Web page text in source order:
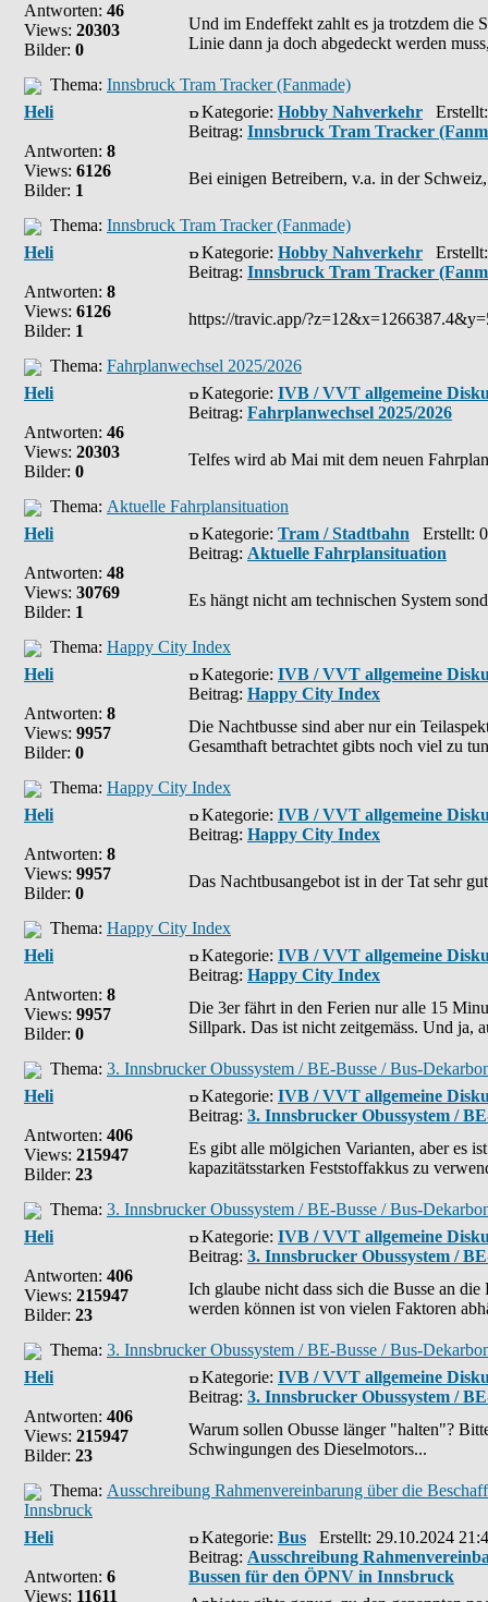
Antworten: 46
Views: 20303
Bilder: 0
Und im Endeffekt zahlt es ja trotzdem die
Linie dann ja doch abgedeckt werden
Thema: Innsbruck Tram Tracker (Fanmade)
Heli
Antworten: 8
Views: 6126
Bilder: 1
Kategorie: Hobby Nahverkehr
Beitrag: Innsbruck Tram Tracker
Bei einigen Betreibern, v.a. in der
Thema: Innsbruck Tram Tracker (Fanmade)
Heli
Antworten: 8
Views: 6126
Bilder: 1
Kategorie: Hobby Nahverkehr
Beitrag: Innsbruck Tram Tracker
https://travic.app/
Thema: Fahrplanwechsel 2025/2026
Heli
Antworten: 46
Views: 20303
Bilder: 0
Kategorie: IVB / VVT allgemeine
Beitrag: Fahrplanwechsel 2025/2026
Telfes wird ab Mai mit dem neuen
Thema: Aktuelle Fahrplansituation
Heli
Antworten: 48
Views: 30769
Bilder: 1
Kategorie: Tram / Stadtbahn Erstellt:
Beitrag: Aktuelle Fahrplansituation
Es hängt nicht am technischen System
Thema: Happy City Index
Heli
Antworten: 8
Views: 9957
Bilder: 0
Kategorie: IVB / VVT allgemeine
Beitrag: Happy City Index
Die Nachtbusse sind aber nur ein
Gesamthaft betrachtet gibts noch viel zu
Thema: Happy City Index
Heli
Antworten: 8
Views: 9957
Bilder: 0
Kategorie: IVB / VVT allgemeine
Beitrag: Happy City Index
Das Nachtbusangebot ist in der Tat sehr
Thema: Happy City Index
Heli
Antworten: 8
Views: 9957
Bilder: 0
Kategorie: IVB / VVT allgemeine
Beitrag: Happy City Index
Die 3er fährt in den Ferien nur alle 15
Sillpark. Das ist nicht zeitgemäss. Und ja,
Thema: 3. Innsbrucker Obussystem / BE-Busse / Bus-
Heli
Antworten: 406
Views: 215947
Bilder: 23
Kategorie: IVB / VVT allgemeine
Beitrag: 3. Innsbrucker Obussystem /
Es gibt alle mölgichen Varianten, aber es
kapazitätsstarken Feststoffakkus zu
Thema: 3. Innsbrucker Obussystem / BE-Busse / Bus-
Heli
Antworten: 406
Views: 215947
Bilder: 23
Kategorie: IVB / VVT allgemeine
Beitrag: 3. Innsbrucker Obussystem /
Ich glaube nicht dass sich die Busse an
werden können ist von vielen Faktoren
Thema: 3. Innsbrucker Obussystem / BE-Busse / Bus-
Heli
Antworten: 406
Views: 215947
Bilder: 23
Kategorie: IVB / VVT allgemeine
Beitrag: 3. Innsbrucker Obussystem /
Warum sollen Obusse länger "halten"?
Schwingungen des Dieselmotors...
Thema: Ausschreibung Rahmenvereinbarung über die
Innsbruck
Heli
Antworten: 6
Views: 11611
Kategorie: Bus Erstellt: 29.10.2024
Beitrag: Ausschreibung
Bussen für den ÖPNV in Innsbruck